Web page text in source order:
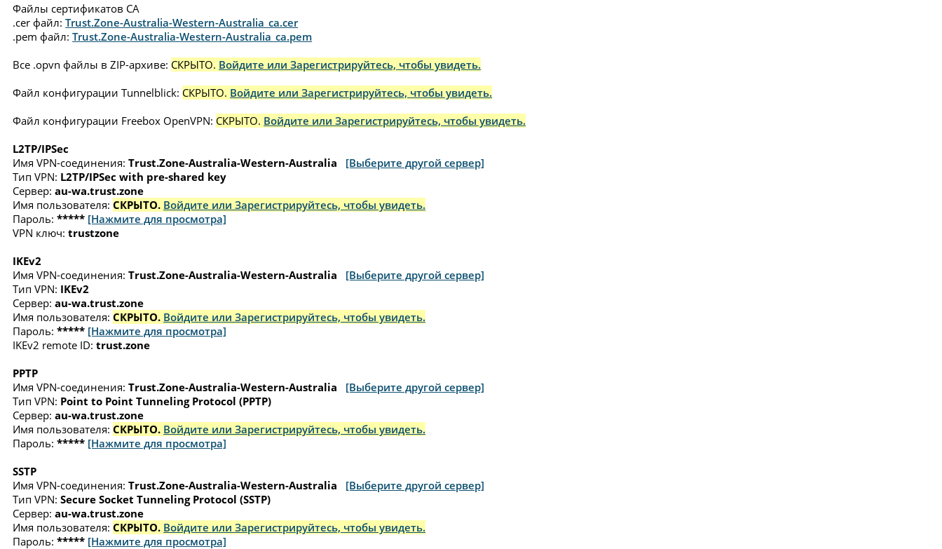
Файлы сертификатов CA
.cer файл: Trust.Zone-Australia-Western-Australia_ca.cer
.pem файл: Trust.Zone-Australia-Western-Australia_ca.pem
Все .opvn файлы в ZIP-архиве: СКРЫТО. Войдите или Зарегистрируйтесь, чтобы увидеть.
Файл конфигурации Tunnelblick: СКРЫТО. Войдите или Зарегистрируйтесь, чтобы увидеть.
Файл конфигурации Freebox OpenVPN: СКРЫТО. Войдите или Зарегистрируйтесь, чтобы увидеть.
L2TP/IPSec
Имя VPN-соединения: Trust.Zone-Australia-Western-Australia
[Выберите другой сервер]
Тип VPN: L2TP/IPSec with pre-shared key
Сервер: au-wa.trust.zone
Имя пользователя: СКРЫТО. Войдите или Зарегистрируйтесь, чтобы увидеть.
Пароль: ***** [Нажмите для просмотра]
VPN ключ: trustzone
IKEv2
Имя VPN-соединения: Trust.Zone-Australia-Western-Australia
[Выберите другой сервер]
Тип VPN: IKEv2
Сервер: au-wa.trust.zone
Имя пользователя: СКРЫТО. Войдите или Зарегистрируйтесь, чтобы увидеть.
Пароль: ***** [Нажмите для просмотра]
IKEv2 remote ID: trust.zone
PPTP
Имя VPN-соединения: Trust.Zone-Australia-Western-Australia
[Выберите другой сервер]
Тип VPN: Point to Point Tunneling Protocol (PPTP)
Сервер: au-wa.trust.zone
Имя пользователя: СКРЫТО. Войдите или Зарегистрируйтесь, чтобы увидеть.
Пароль: ***** [Нажмите для просмотра]
SSTP
Имя VPN-соединения: Trust.Zone-Australia-Western-Australia
[Выберите другой сервер]
Тип VPN: Secure Socket Tunneling Protocol (SSTP)
Сервер: au-wa.trust.zone
Имя пользователя: СКРЫТО. Войдите или Зарегистрируйтесь, чтобы увидеть.
Пароль: ***** [Нажмите для просмотра]